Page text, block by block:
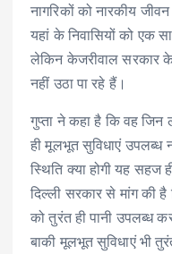
नागरिकों को नारकीय
यहां के निवासियों को एक
लेकिन केजरीवाल सरकार
नहीं उठा पा रहे हैं।
गुप्ता ने कहा है कि वह जिन
ही मूलभूत सुविधाएं उपलब्ध
स्थिति क्या होगी यह सहज
दिल्ली सरकार से मांग की
को तुरंत ही पानी उपलब्ध
बाकी मूलभूत सुविधाएं भी